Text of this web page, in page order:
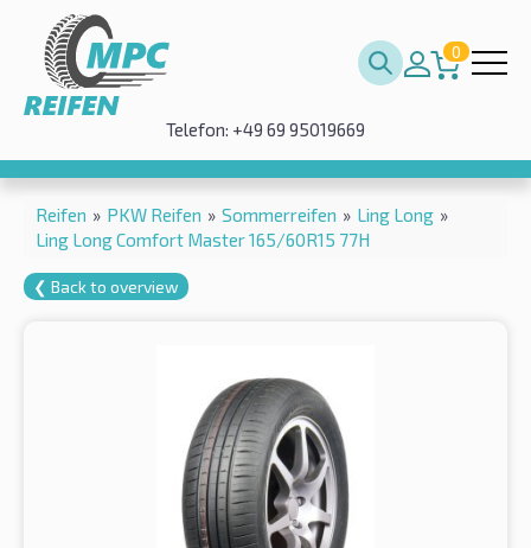
0
Telefon: +49 69 95019669
Reifen » PKW Reifen » Sommerreifen » Ling Long »
Ling Long Comfort Master 165/60R15 77H
❮ Back to overview